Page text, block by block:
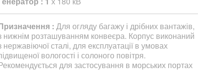
: Для огляду багажу і дрібних вантажів,
нижнім розташуванням конвеєра. Корпус виконаний
нержавіючої сталі, для експлуатації в умовах
вологості і солоного повітря.
для застосування в морських портах